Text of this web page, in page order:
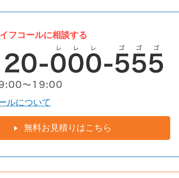
フコールに相談する
ルについて
無料お見積りはこちら